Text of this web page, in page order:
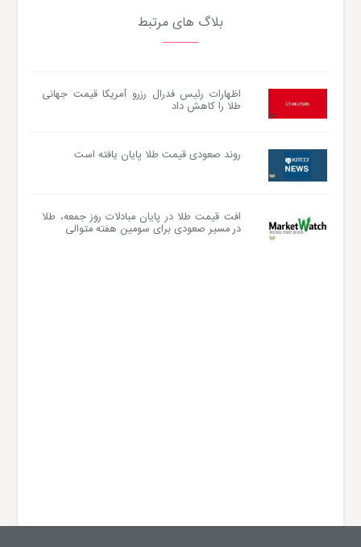
بلاگ های مرتبط
اظهارات رئیس فدرال رزرو آمریکا قیمت جهانی
طلا را کاهش داد
روند صعودی قیمت طلا پایان یافته است
افت قیمت طلا در پایان مبادلات روز جمعه، طلا
در مسیر صعودی برای سومین هفته متوالی